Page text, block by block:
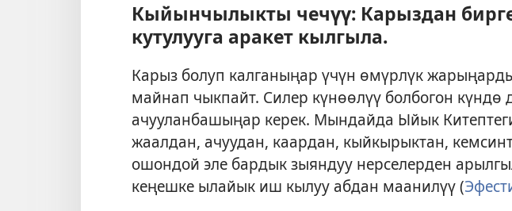
Кыйынчылыкты чечүү: Карыздан
кутулууга аракет кылгыла.
Карыз болуп калганыңар үчүн өмүрлүк
майнап чыкпайт. Силер күнөөлүү болбогон күндө
ачууланбашыңар керек. Мындайда Ыйык
жаалдан, ачуудан, каардан, кыйкырыктан,
ошондой эле бардык зыяндуу нерселерден
кеңешке ылайык иш кылуу абдан маанилүү (